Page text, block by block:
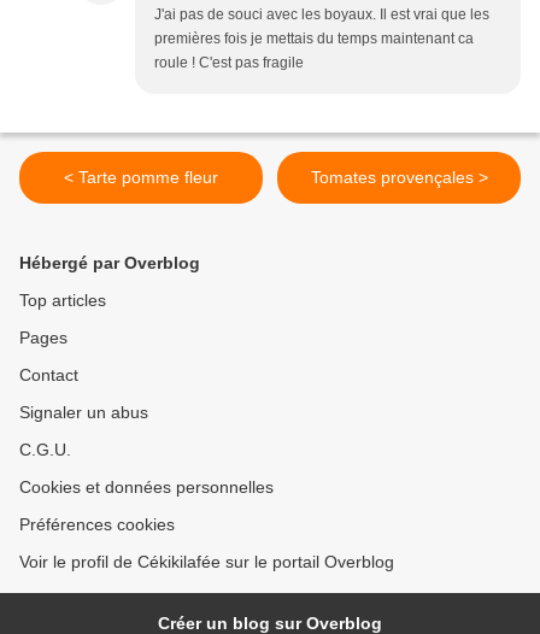
J'ai pas de souci avec les boyaux. Il est vrai que les
premières fois je mettais du temps maintenant ca
roule ! C'est pas fragile
< Tarte pomme fleur Tomates provençales >
Hébergé par Overblog
Top articles
Pages
Contact
Signaler un abus
C.G.U.
Cookies et données personnelles
Préférences cookies
Voir le profil de Cékikilafée sur le portail Overblog
Créer un blog sur Overblog